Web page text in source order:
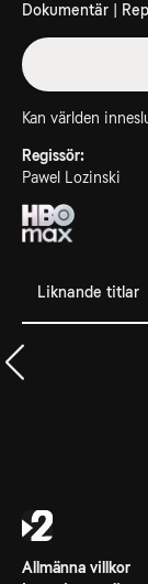
Dokumentär |
Kan världen
Regissör:
Pawel Lozinski
Liknande titlar
Allmänna villkor